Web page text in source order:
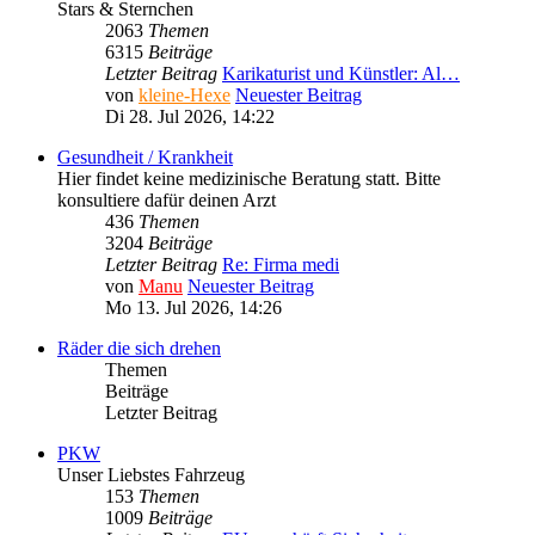
Stars & Sternchen
2063 Themen
6315 Beiträge
Letzter Beitrag Karikaturist und Künstler: Al…
von kleine-Hexe Neuester Beitrag
Di 28. Jul 2026, 14:22
Gesundheit / Krankheit
Hier findet keine medizinische Beratung statt. Bitte
konsultiere dafür deinen Arzt
436 Themen
3204 Beiträge
Letzter Beitrag Re: Firma medi
von Manu Neuester Beitrag
Mo 13. Jul 2026, 14:26
Räder die sich drehen
Themen
Beiträge
Letzter Beitrag
PKW
Unser Liebstes Fahrzeug
153 Themen
1009 Beiträge